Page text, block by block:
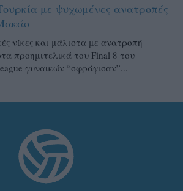
με ψυχωμένες ανατροπές
νίκες και μάλιστα με ανατροπή
προημιτελικά του Final 8 του
γυναικών “σφράγισαν”...